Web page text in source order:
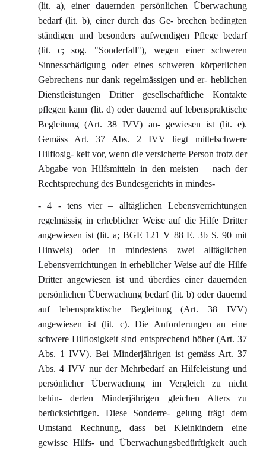
(lit. a), einer dauernden persönlichen Überwachung
bedarf (lit. b), einer durch das Ge- brechen bedingten
ständigen und besonders aufwendigen Pflege bedarf
(lit. c; sog. "Sonderfall"), wegen einer schweren
Sinnesschädigung oder eines schweren körperlichen
Gebrechens nur dank regelmässigen und er- heblichen
Dienstleistungen Dritter gesellschaftliche Kontakte
pflegen kann (lit. d) oder dauernd auf lebenspraktische
Begleitung (Art. 38 IVV) an- gewiesen ist (lit. e).
Gemäss Art. 37 Abs. 2 IVV liegt mittelschwere
Hilflosig- keit vor, wenn die versicherte Person trotz der
Abgabe von Hilfsmitteln in den meisten – nach der
Rechtsprechung des Bundesgerichts in mindes-
- 4 - tens vier – alltäglichen Lebensverrichtungen
regelmässig in erheblicher Weise auf die Hilfe Dritter
angewiesen ist (lit. a; BGE 121 V 88 E. 3b S. 90 mit
Hinweis) oder in mindestens zwei alltäglichen
Lebensverrichtungen in erheblicher Weise auf die Hilfe
Dritter angewiesen ist und überdies einer dauernden
persönlichen Überwachung bedarf (lit. b) oder dauernd
auf lebenspraktische Begleitung (Art. 38 IVV)
angewiesen ist (lit. c). Die Anforderungen an eine
schwere Hilflosigkeit sind entsprechend höher (Art. 37
Abs. 1 IVV). Bei Minderjährigen ist gemäss Art. 37
Abs. 4 IVV nur der Mehrbedarf an Hilfeleistung und
persönlicher Überwachung im Vergleich zu nicht
behin- derten Minderjährigen gleichen Alters zu
berücksichtigen. Diese Sonderre- gelung trägt dem
Umstand Rechnung, dass bei Kleinkindern eine
gewisse Hilfs- und Überwachungsbedürftigkeit auch